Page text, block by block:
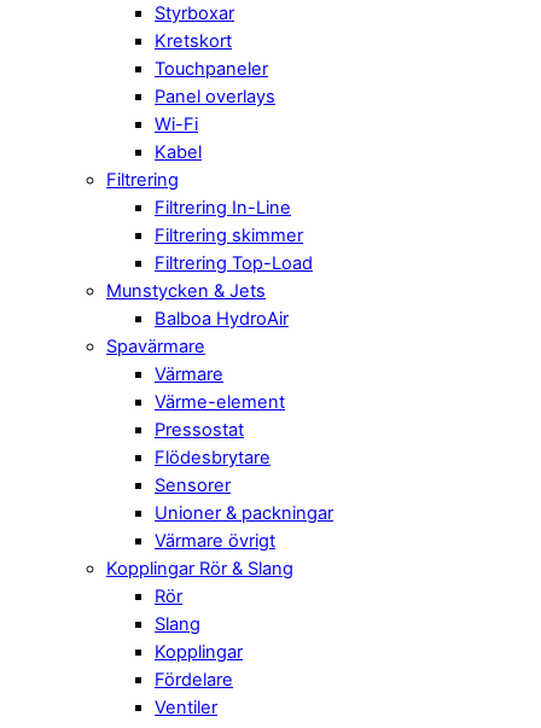
Styrboxar
Kretskort
Touchpaneler
Panel overlays
Wi-Fi
Kabel
Filtrering
Filtrering In-Line
Filtrering skimmer
Filtrering Top-Load
Munstycken & Jets
Balboa HydroAir
Spavärmare
Värmare
Värme-element
Pressostat
Flödesbrytare
Sensorer
Unioner & packningar
Värmare övrigt
Kopplingar Rör & Slang
Rör
Slang
Kopplingar
Fördelare
Ventiler